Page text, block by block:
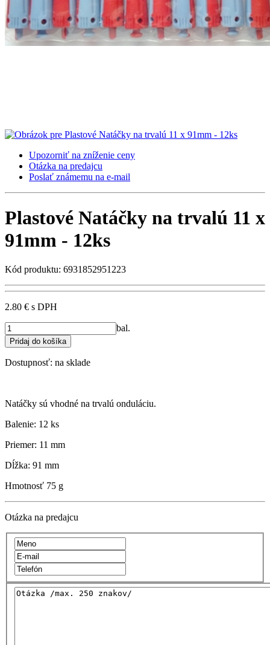
Upozorniť na zníženie ceny
Otázka na predajcu
Poslať známemu na e-mail
Plastové Natáčky na trvalú 11 x
91mm - 12ks
Kód produktu: 6931852951223
2.80 € s DPH
bal.
Dostupnosť: na sklade
Natáčky sú vhodné na trvalú onduláciu.
Balenie: 12 ks
Priemer: 11 mm
Dĺžka: 91 mm
Hmotnosť 75 g
Otázka na predajcu